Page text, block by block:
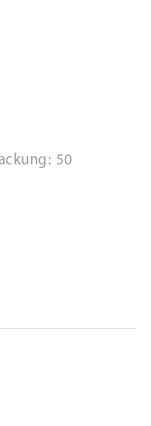
50